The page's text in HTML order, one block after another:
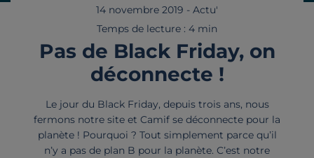
14 novembre 2019 - Actu'
Temps de lecture : 4 min
Pas de Black Friday, on
déconnecte !
Le jour du Black Friday, depuis trois ans, nous
fermons notre site et Camif se déconnecte pour la
planète ! Pourquoi ? Tout simplement parce qu’il
n’y a pas de plan B pour la planète. C’est notre